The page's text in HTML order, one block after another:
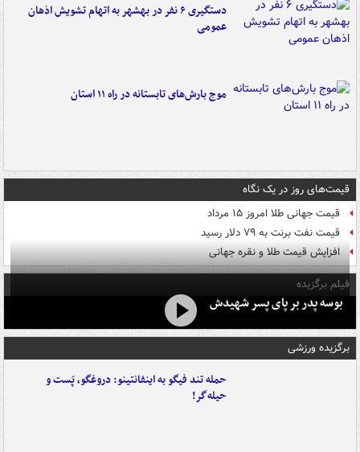
دستگیری ۶ نفر در بهشهر به اتهام تشویش اذهان
عمومی
موج بارش‌های تابستانه در راه ۱۱ استان
قیمت‌های روز در یک نگاه
قیمت جهانی طلا امروز ۱۵ مرداد
قیمت نفت برنت به ۷۹ دلار رسید
افزایش قیمت طلا و نقره جهانی
فیلم برگزیده
بوسه‌ پدر بر پای پسر شهیدش
برگزیده ورزشی
حمله تند فیگو به اینفانتینو: دروغگو، پَست‌ و
حیله‌گر!